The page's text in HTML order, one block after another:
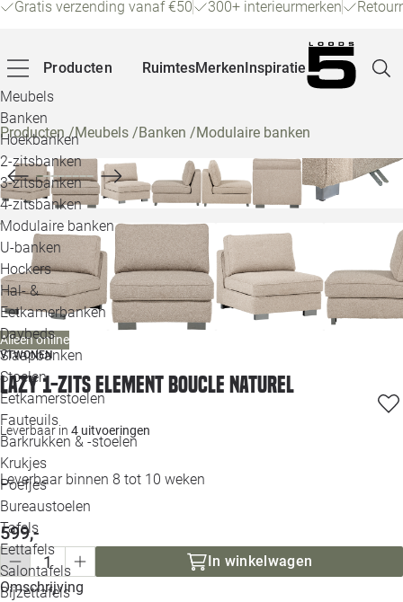
Gratis verzending vanaf €50 300+ interieurmerken
Producten
Meubels
Banken
Hoekbanken
2-zitsbanken
3-zitsbanken
4-zitsbanken
Modulaire banken
U-banken
Hockers
Hal- &
Eetkamerbanken
Daybeds
Slaapbanken
Stoelen
Eetkamerstoelen
Fauteuils
Barkrukken & -stoelen
Krukjes
Poefjes
Bureaustoelen
Tafels
Eettafels
Salontafels
Bijzettafels
RuimtesMerkenInspiratie
Producten/Meubels /Banken /Modulaire banken
Alleen online
VTWONEN
Lazy 1-zits element boucle naturel
Leverbaar in 4 uitvoeringen
Leverbaar binnen 8 tot 10 weken
599,-
In winkelwagen
Omschrijving